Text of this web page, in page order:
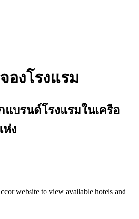
องโรงแรม
แบรนด์โรงแรมในเครือ
ห่ง
website to view available hotels and